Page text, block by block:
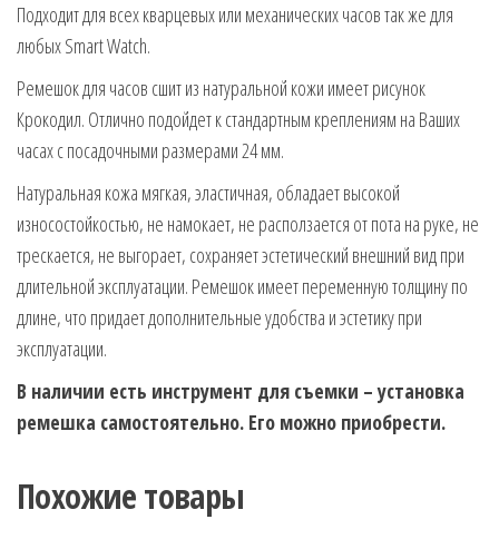
Подходит для всех кварцевых или механических часов так же для
любых Smart Watch.
Ремешок для часов сшит из натуральной кожи имеет рисунок
Крокодил. Отлично подойдет к стандартным креплениям на Ваших
часах с посадочными размерами 24 мм.
Натуральная кожа мягкая, эластичная, обладает высокой
износостойкостью, не намокает, не расползается от пота на руке, не
трескается, не выгорает, сохраняет эстетический внешний вид при
длительной эксплуатации. Ремешок имеет переменную толщину по
длине, что придает дополнительные удобства и эстетику при
эксплуатации.
В наличии есть инструмент для съемки – установка
ремешка самостоятельно. Его можно приобрести.
Похожие товары